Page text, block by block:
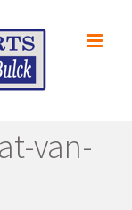
van-